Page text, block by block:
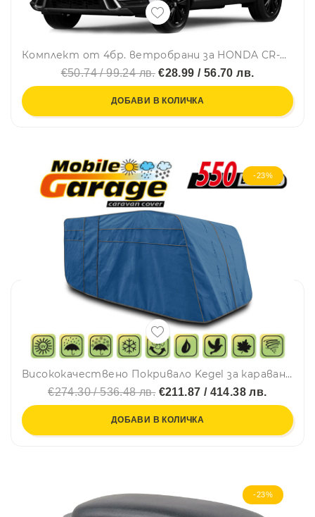
Комплект от 4бр. ветробрани за HONDA CR-V VI 2022+
€50.74 / 99.24 лв.€28.99 / 56.70 лв.
ДОБАВИ В КОЛИЧКА
-23%
Висококачествено Покривало Kegel за каравана син цвят Серия Mobile 550ER
€274.30 / 536.48 лв.€211.87 / 414.38 лв.
ДОБАВИ В КОЛИЧКА
-23%